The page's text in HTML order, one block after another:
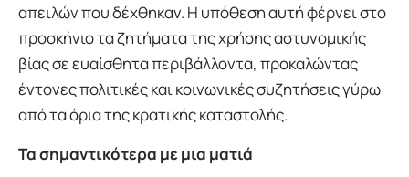
απειλών που δέχθηκαν. Η υπόθεση αυτή φέρνει στο
προσκήνιο τα ζητήματα της χρήσης αστυνομικής
βίας σε ευαίσθητα περιβάλλοντα, προκαλώντας
έντονες πολιτικές και κοινωνικές συζητήσεις γύρω
από τα όρια της κρατικής καταστολής.
Τα σημαντικότερα με μια ματιά